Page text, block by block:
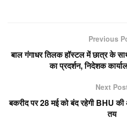
b
k
s
A
p
e
Previous
बाल गंगाधर तिलक हॉस्टल में छात्र के
का प्रदर्शन, निदेशक
Next
बकरीद पर 28 मई को बंद रहेगी BHU
तय